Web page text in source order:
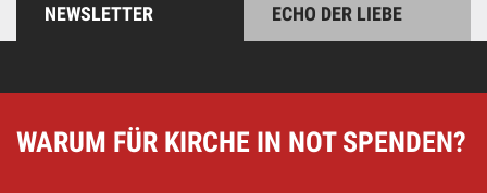
NEWSLETTER ECHO DER LIEBE
WARUM FÜR KIRCHE IN NOT SPENDEN?